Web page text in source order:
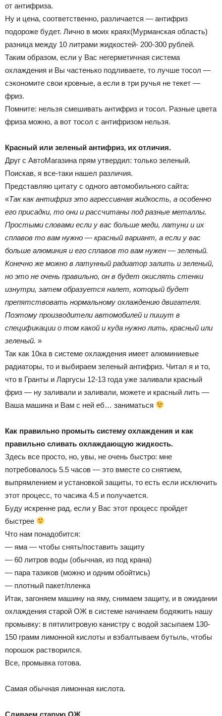
от антифриза.
Ну и цена, соответственно, различается — антифриз
подороже будет. Лично в моих краях(Мурманская область)
разница между 10 литрами жидкостей- 200-300 рублей.
Таким образом, если у Вас негерметичная система
охлаждения и Вы частенько подливаете, то лучше тосол —
сэкономите свои кровные, а если в три ручья не текет —
фриз.
Помните: нельзя смешивать антифриз и тосол. Разные цвета
фриза можно, а вот тосол с антифризом нельзя.
Красный или зеленый антифриз, их отличия.
Друг с АвтоМагазина прям утвердил: только зеленый.
Поискав, я все-таки нашел различия.
Представляю цитату с одного автомобильного сайта:
«Так как антифриз это агрессивная жидкость, а особенно
его присадки, то они и рассчитаны под разные металлы.
Простыми словами если у вас больше меди, латуни и их
сплавов то вам нужно — красный вариант, а если у вас
больше алюминия и его сплавов то вам нужен — зеленый.
Конечно же можно в латунный радиатор залить и зеленый,
но это не очень правильно, он в будет окислять стенки
изнутри, затем образуется налет, который будет
препятствовать нормальному охлаждению двигателя.
Поэтому производители автомобилей и пишут в
спецификации о том какой и куда нужно лить, красный или
зеленый. »
Так как 10ка в системе охлаждения имеет алюминиевые
радиаторы, то и выбираем зеленый антифриз. Читал я и то,
что в Гранты и Ларгусы 12-13 года уже заливали красный
фриз — ну заливали и заливали, можете и красный лить —
Ваша машина и Вам с ней еб… заниматься
Как правильно промыть систему охлаждения и как
правильно сливать охлаждающую жидкость.
Здесь все просто, но, увы, не очень быстро: мне
потребовалось 5.5 часов — это вместе со снятием,
выпрямлением и установкой защиты, то есть если исключить
этот процесс, то часика 4.5 и получается.
Буду искренне рад, если у Вас этот процесс пройдет
быстрее
Что нам понадобится:
— яма — чтобы снять/поставить защиту
— 60 литров воды (обычная, из под крана)
— пара тазиков (можно и одним обойтись)
— плотный пакет/пленка
Итак, загоняем машину на яму, снимаем защиту, и в ожидании
охлаждения старой ОЖ в системе начинаем бодяжить нашу
промывку: в пятилитровую канистру с водой засыпаем 130-
150 грамм лимонной кислоты и взбалтываем бутыль, чтобы
порошок растворился.
Все, промывка готова.
Самая обычная лимонная кислота.
Сливаем старую ОЖ.